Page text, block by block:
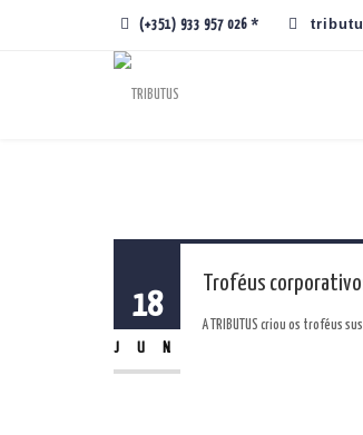
(+351) 933 957 026 *
18
JUN
Troféus
A TRIBUTUS criou os troféus